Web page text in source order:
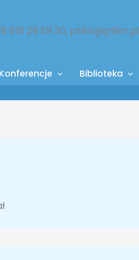
618 29 59 30, ptlim@ptlim.pl
Konferencje Biblioteka